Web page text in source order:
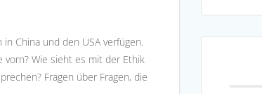
China und den USA verfügen.
vorn? Wie sieht es mit der Ethik
Fragen über Fragen, die